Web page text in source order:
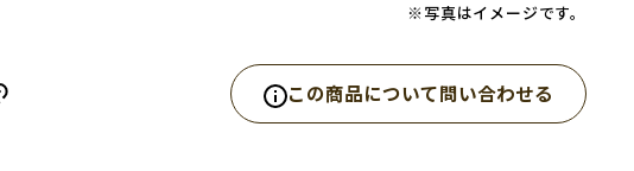
※写真はイメージです。
この商品について問い合わせる